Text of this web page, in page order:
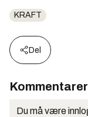
KRAFT
Del
Kommentarer
Du må være